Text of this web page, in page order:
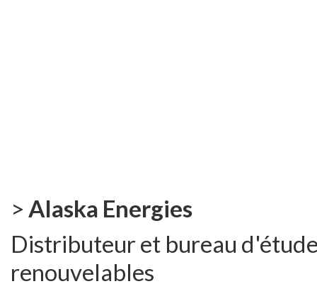
> Alaska Energies
Distributeur et bureau
renouvelables